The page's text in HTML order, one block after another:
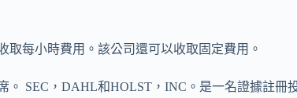
每小時費用。該公司還可以收取固定費用。
。 SEC，DAHL和HOLST，INC。是一名證據註冊